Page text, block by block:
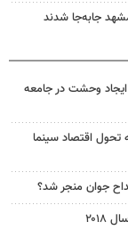
وحشت در جامعه
تحول اقتصاد سینما
جوان منجر شد؟